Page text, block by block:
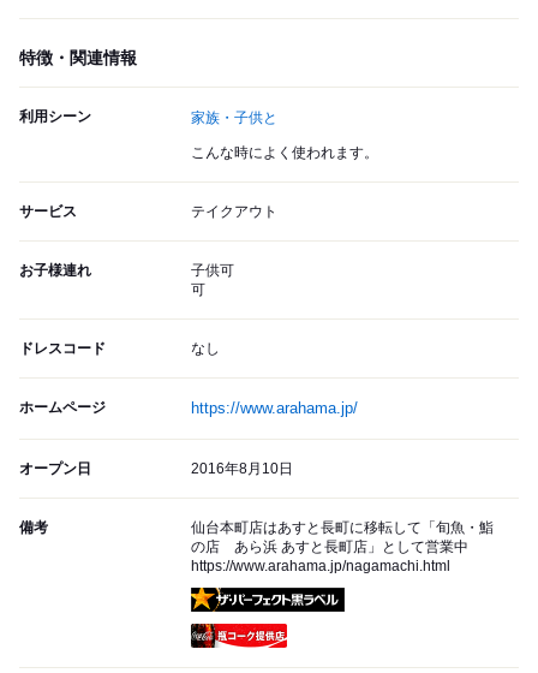
特徴・関連情報
利用シーン 家族・子供と
こんな時によく使われます。
サービス テイクアウト
お子様連れ
子供可
可
ドレスコード なし
ホームページ https://www.arahama.jp/
オープン日 2016年8月10日
備考
仙台本町店はあすと長町に移転して「旬魚・鮨
の店 あら浜 あすと長町店」として営業中
https://www.arahama.jp/nagamachi.html